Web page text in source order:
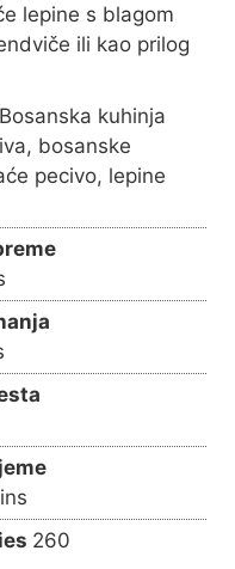
lepine s blagom
ili kao prilog
Bosanska kuhinja
bosanske
pecivo, lepine
260